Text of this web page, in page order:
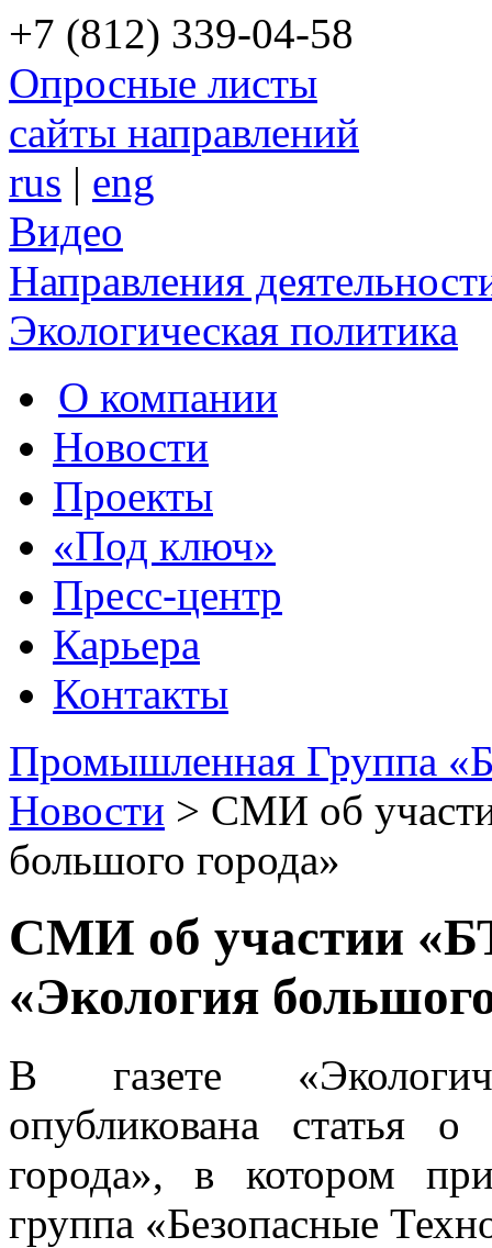
+7 (812) 339-04-58
Опросные листы
сайты направлений
rus | eng
Видео
Направления
Экологическая политика
О компании
Новости
Проекты
«Под ключ»
Пресс-центр
Карьера
Контакты
Промышленная Группа
Новости > СМИ об
большого города»
СМИ об участии
«Экология
В газете
опубликована статья
города», в котором
группа «Безопасные